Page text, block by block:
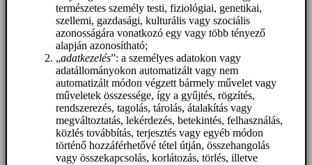
természetes személy testi, fiziológiai, genetikai,
szellemi, gazdasági, kulturális vagy szociális
azonosságára vonatkozó egy vagy több tényező
alapján azonosítható;
„adatkezelés”: a személyes adatokon vagy
adatállományokon automatizált vagy nem
automatizált módon végzett bármely művelet vagy
műveletek összessége, így a gyűjtés, rögzítés,
rendszerezés, tagolás, tárolás, átalakítás vagy
megváltoztatás, lekérdezés, betekintés, felhasználás,
közlés továbbítás, terjesztés vagy egyéb módon
történő hozzáférhetővé tétel útján, összehangolás
vagy összekapcsolás, korlátozás, törlés, illetve